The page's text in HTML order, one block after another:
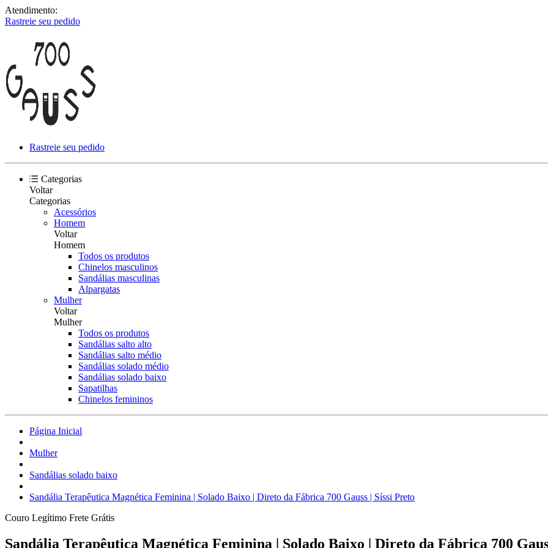
Atendimento:
Rastreie seu pedido
Rastreie seu pedido
Categorias
Voltar
Categorias
Acessórios
Homem
Voltar
Homem
Todos os produtos
Chinelos masculinos
Sandálias masculinas
Alpargatas
Mulher
Voltar
Mulher
Todos os produtos
Sandálias salto alto
Sandálias salto médio
Sandálias solado médio
Sandálias solado baixo
Sapatilhas
Chinelos femininos
Página Inicial
Mulher
Sandálias solado baixo
Sandália Terapêutica Magnética Feminina | Solado Baixo | Direto da Fábrica 700 Gauss | Síssi Preto
Couro Legítimo Frete Grátis
Sandália Terapêutica Magnética Feminina | Solado Baixo | Direto da Fábrica 700